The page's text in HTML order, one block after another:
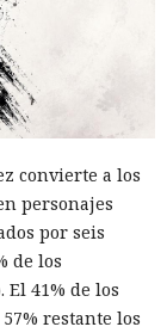
convierte a los
personajes
por seis
de los
41% de los
restante los